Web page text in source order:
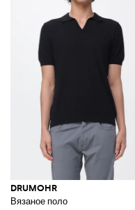
DRUMOHR
Вязаное поло